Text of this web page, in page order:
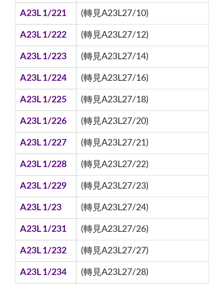
A23L 1/221 (轉見A23L27/10)
A23L 1/222 (轉見A23L27/12)
A23L 1/223 (轉見A23L27/14)
A23L 1/224 (轉見A23L27/16)
A23L 1/225 (轉見A23L27/18)
A23L 1/226 (轉見A23L27/20)
A23L 1/227 (轉見A23L27/21)
A23L 1/228 (轉見A23L27/22)
A23L 1/229 (轉見A23L27/23)
A23L 1/23 (轉見A23L27/24)
A23L 1/231 (轉見A23L27/26)
A23L 1/232 (轉見A23L27/27)
A23L 1/234 (轉見A23L27/28)